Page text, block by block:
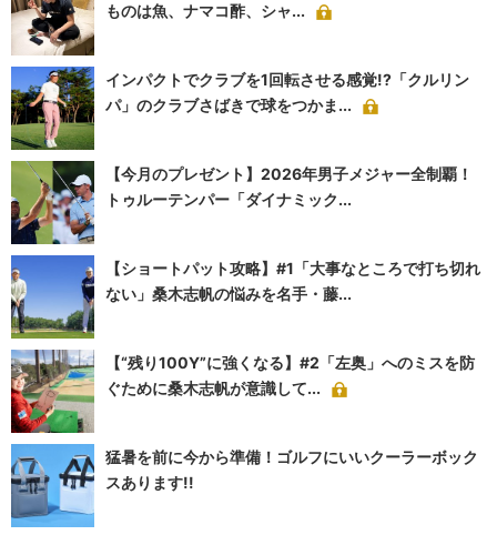
ものは魚、ナマコ酢、シャ...
インパクトでクラブを1回転させる感覚!?「クルリン
パ」のクラブさばきで球をつかま...
【今月のプレゼント】2026年男子メジャー全制覇！
トゥルーテンパー「ダイナミック...
【ショートパット攻略】#1「大事なところで打ち切れ
ない」桑木志帆の悩みを名手・藤...
【“残り100Y”に強くなる】#2「左奥」へのミスを防
ぐために桑木志帆が意識して...
猛暑を前に今から準備！ゴルフにいいクーラーボック
スあります!!